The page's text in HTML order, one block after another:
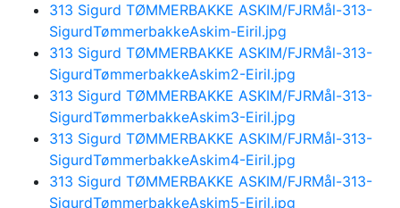
313 Sigurd TØMMERBAKKE ASKIM/FJRMål-313-
SigurdTømmerbakkeAskim-Eiril.jpg
313 Sigurd TØMMERBAKKE ASKIM/FJRMål-313-
SigurdTømmerbakkeAskim2-Eiril.jpg
313 Sigurd TØMMERBAKKE ASKIM/FJRMål-313-
SigurdTømmerbakkeAskim3-Eiril.jpg
313 Sigurd TØMMERBAKKE ASKIM/FJRMål-313-
SigurdTømmerbakkeAskim4-Eiril.jpg
313 Sigurd TØMMERBAKKE ASKIM/FJRMål-313-
SigurdTømmerbakkeAskim5-Eiril.jpg